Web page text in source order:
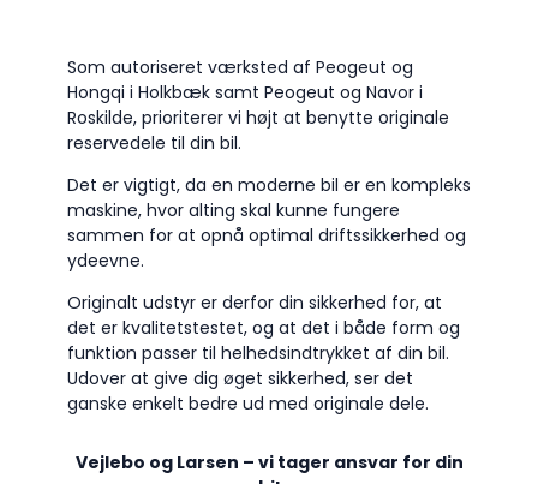
Som autoriseret værksted af Peogeut og
Hongqi i Holkbæk samt Peogeut og Navor i
Roskilde, prioriterer vi højt at benytte originale
reservedele til din bil.
Det er vigtigt, da en moderne bil er en kompleks
maskine, hvor alting skal kunne fungere
sammen for at opnå optimal driftssikkerhed og
ydeevne.
Originalt udstyr er derfor din sikkerhed for, at
det er kvalitetstestet, og at det i både form og
funktion passer til helhedsindtrykket af din bil.
Udover at give dig øget sikkerhed, ser det
ganske enkelt bedre ud med originale dele.
Vejlebo og Larsen – vi tager ansvar for din